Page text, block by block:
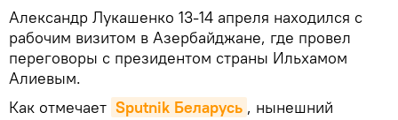
Александр Лукашенко 13-14 апреля находился с
рабочим визитом в Азербайджане, где провел
переговоры с президентом страны Ильхамом
Алиевым.
Как отмечает Sputnik Беларусь , нынешний